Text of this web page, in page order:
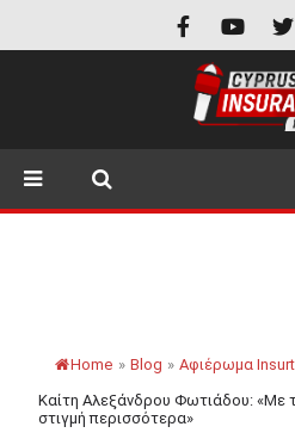
Home » Blog » Αφιέρωμα
Καίτη Αλεξάνδρου Φωτιάδου: «Με
στιγμή περισσότερα»